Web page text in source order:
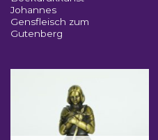
Johannes
Gensfleisch zum
Gutenberg